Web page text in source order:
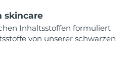
skincare
Inhaltsstoffen formuliert
von unserer schwarzen
Erwartete Lieferung
Erwartete Lieferung8/8/26